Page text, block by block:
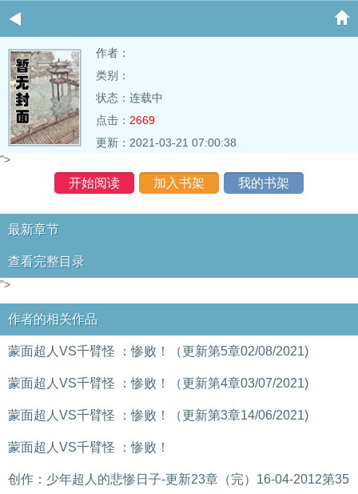
作者：
类别：
状态：连载中
点击： 2669
更新：2021-03-21 07:00:38
">
开始阅读 加入书架 我的书架
最新章节
查看完整目录
">
作者的相关作品
蒙面超人VS千臂怪 ：惨败！（更新第5章02/08/2021)
蒙面超人VS千臂怪 ：惨败！（更新第4章03/07/2021)
蒙面超人VS千臂怪 ：惨败！（更新第3章14/06/2021)
蒙面超人VS千臂怪 ：惨败！
创作：少年超人的悲惨日子-更新23章（完）16-04-2012第35